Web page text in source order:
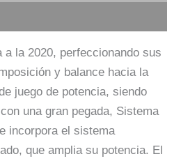
a la 2020, perfeccionando sus
y balance hacia la
juego de potencia, siendo
una gran pegada, Sistema
incorpora el sistema
que amplia su potencia. El